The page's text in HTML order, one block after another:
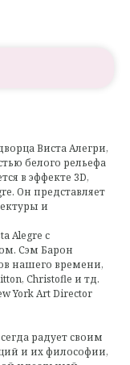
Виста Алегри,
белого рельефа
в эффекте 3D,
Он представляет
и
Alegre с
Сэм Барон
нашего времени,
Christofle и тд.
York Art Director
радует своим
и их философии,